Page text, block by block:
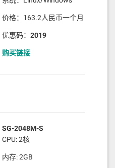
价格：163.2人民币一个月
优惠码： 2019
购买链接
SG-2048M-S
CPU: 2核
内存: 2GB